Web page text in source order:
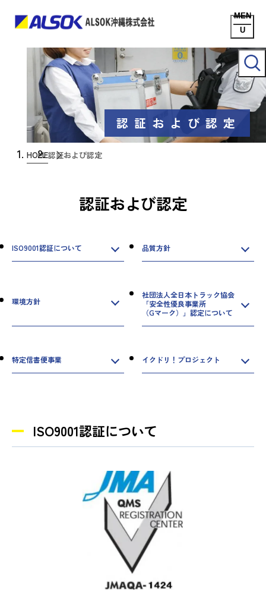
認証および認定
HOME認証および認定
認証および認定
ISO9001認証について 品質方針
環境方針
社団法人全日本トラック協会
「安全性優良事業所
（Gマーク）」認定について
特定信書便事業 イクドリ！プロジェクト
ISO9001認証について